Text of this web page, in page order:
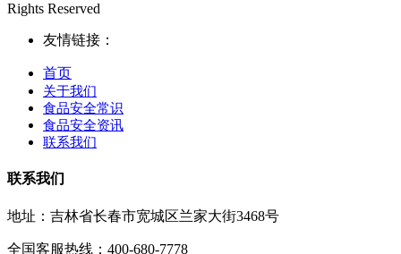
Rights Reserved
友情链接：
首页
关于我们
食品安全常识
食品安全资讯
联系我们
联系我们
地址：吉林省长春市宽城区兰家大街3468号
全国客服热线：400-680-7778